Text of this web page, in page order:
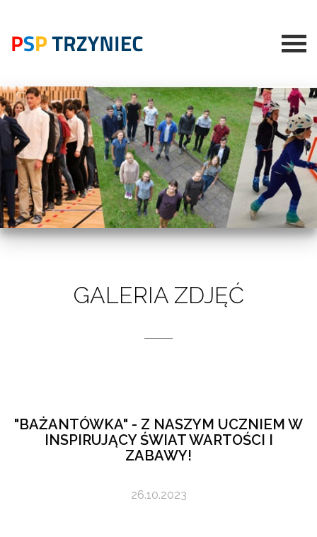
GALERIA ZDJĘĆ
"BAŻANTÓWKA" - Z NASZYM UCZNIEM W
INSPIRUJĄCY ŚWIAT WARTOŚCI I
ZABAWY!
26.10.2023